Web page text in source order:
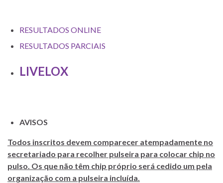
RESULTADOS ONLINE
RESULTADOS PARCIAIS
LIVELOX
AVISOS
Todos inscritos devem comparecer atempadamente no
secretariado para recolher pulseira para colocar chip no
pulso. Os que não têm chip próprio será cedido um pela
organização com a pulseira incluída.